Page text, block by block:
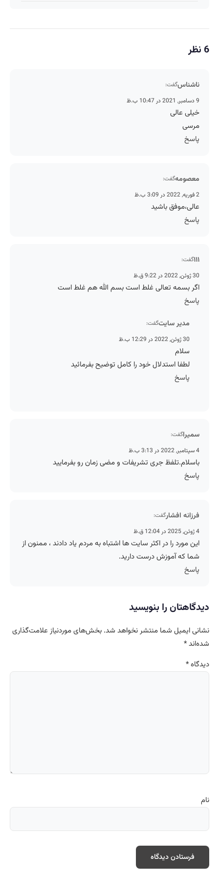
6 نظر
ناشناسگفت:
9 دسامبر, 2021 در 10:47 ب.ظ
خیلی عالی
مرسی
پاسخ
معصومهگفت:
2 فوریه, 2022 در 3:09 ب.ظ
عالی،موفق باشید
پاسخ
۱۱۱گفت:
30 ژوئن, 2022 در 9:22 ق.ظ
اگر بسمه تعالی غلط است بسم الله هم غلط است
پاسخ
مدیر سایتگفت:
30 ژوئن, 2022 در 12:29 ب.ظ
سلام
لطفا استدلال خود را کامل توضیح بفرمائید
پاسخ
سمیراگفت:
4 سپتامبر, 2022 در 3:13 ب.ظ
باسلام.تلفظ جری تشریفات و مضی زمان رو بفرمایید
پاسخ
فرزانه افشارگفت:
4 ژوئن, 2025 در 12:04 ق.ظ
این مورد را در اکثر سایت ها اشتباه به مردم یاد دادند ، ممنون از
شما که آموزش درست دارید.
پاسخ
دیدگاهتان را بنویسید
نشانی ایمیل شما منتشر نخواهد شد. بخش‌های موردنیاز علامت‌گذاری
شده‌اند*
دیدگاه*
نام